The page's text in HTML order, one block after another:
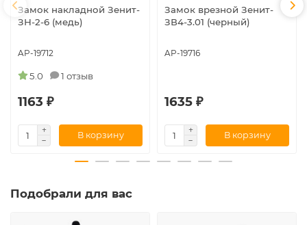
Замок накладной Зенит-
ЗН-2-6 (медь)
AP-19712
5.0 1 отзыв
1163 ₽
В корзину
Замок врезной Зенит-
ЗВ4-3.01 (черный)
AP-19716
1635 ₽
В корзину
Подобрали для вас